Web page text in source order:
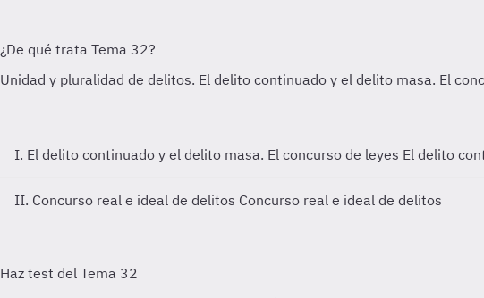
I. El delito continuado y el delito masa. El concurso de leyes El delito
II. Concurso real e ideal de delitos Concurso real e ideal de delitos